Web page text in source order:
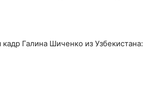
Галина Шиченко из Узбекистана: